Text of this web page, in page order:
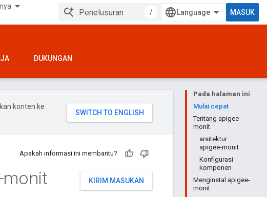
/ MASUK
DUKUNGAN
Pada halaman ini
Mulai cepat
Tentang apigee-
monit
arsitektur
apigee-monit
Konfigurasi
komponen
Menginstal apigee-
monit
konten ke
Apakah informasi ini membantu?
KIRIM MASUKAN
monit